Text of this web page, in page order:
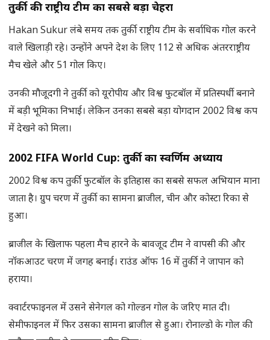
तुर्की की राष्ट्रीय टीम का सबसे बड़ा चेहरा
Hakan Sukur लंबे समय तक तुर्की राष्ट्रीय टीम के सर्वाधिक गोल करने
वाले खिलाड़ी रहे। उन्होंने अपने देश के लिए 112 से अधिक अंतरराष्ट्रीय
मैच खेले और 51 गोल किए।
उनकी मौजूदगी ने तुर्की को यूरोपीय और विश्व फुटबॉल में प्रतिस्पर्धी बनाने
में बड़ी भूमिका निभाई। लेकिन उनका सबसे बड़ा योगदान 2002 विश्व कप
में देखने को मिला।
2002 FIFA World Cup: तुर्की का स्वर्णिम अध्याय
2002 विश्व कप तुर्की फुटबॉल के इतिहास का सबसे सफल अभियान माना
जाता है। ग्रुप चरण में तुर्की का सामना ब्राजील, चीन और कोस्टा रिका से
हुआ।
ब्राजील के खिलाफ पहला मैच हारने के बावजूद टीम ने वापसी की और
नॉकआउट चरण में जगह बनाई। राउंड ऑफ 16 में तुर्की ने जापान को
हराया।
क्वार्टरफाइनल में उसने सेनेगल को गोल्डन गोल के जरिए मात दी।
सेमीफाइनल में फिर उसका सामना ब्राजील से हुआ। रोनाल्डो के गोल की